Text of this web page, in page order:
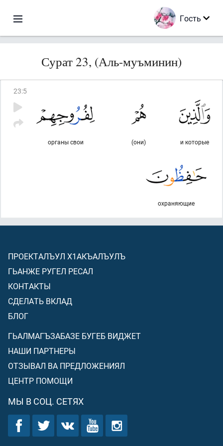
Гость
Сурат 23, (Аль-муъминин)
23:5
и которые
(они)
органы свои
охраняющие
ПРОЕКТАЛЪУЛ Х1АКЪАЛЪУЛЪ
ГЬАНЖЕ РУГЕЛ РЕСАЛ
КОНТАКТЫ
СДЕЛАТЬ ВКЛАД
БЛОГ
ГЬАЛМАГЪЗАБАЗЕ БУГЕБ ВИДЖЕТ
НАШИ ПАРТНЕРЫ
ОТЗЫВАЛ ВА ПРЕДЛОЖЕНИЯЛ
ЦЕНТР ПОМОЩИ
МЫ В СОЦ. СЕТЯХ